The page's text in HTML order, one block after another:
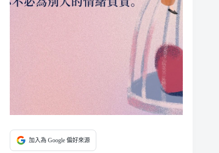
加入為 Google 偏好來源